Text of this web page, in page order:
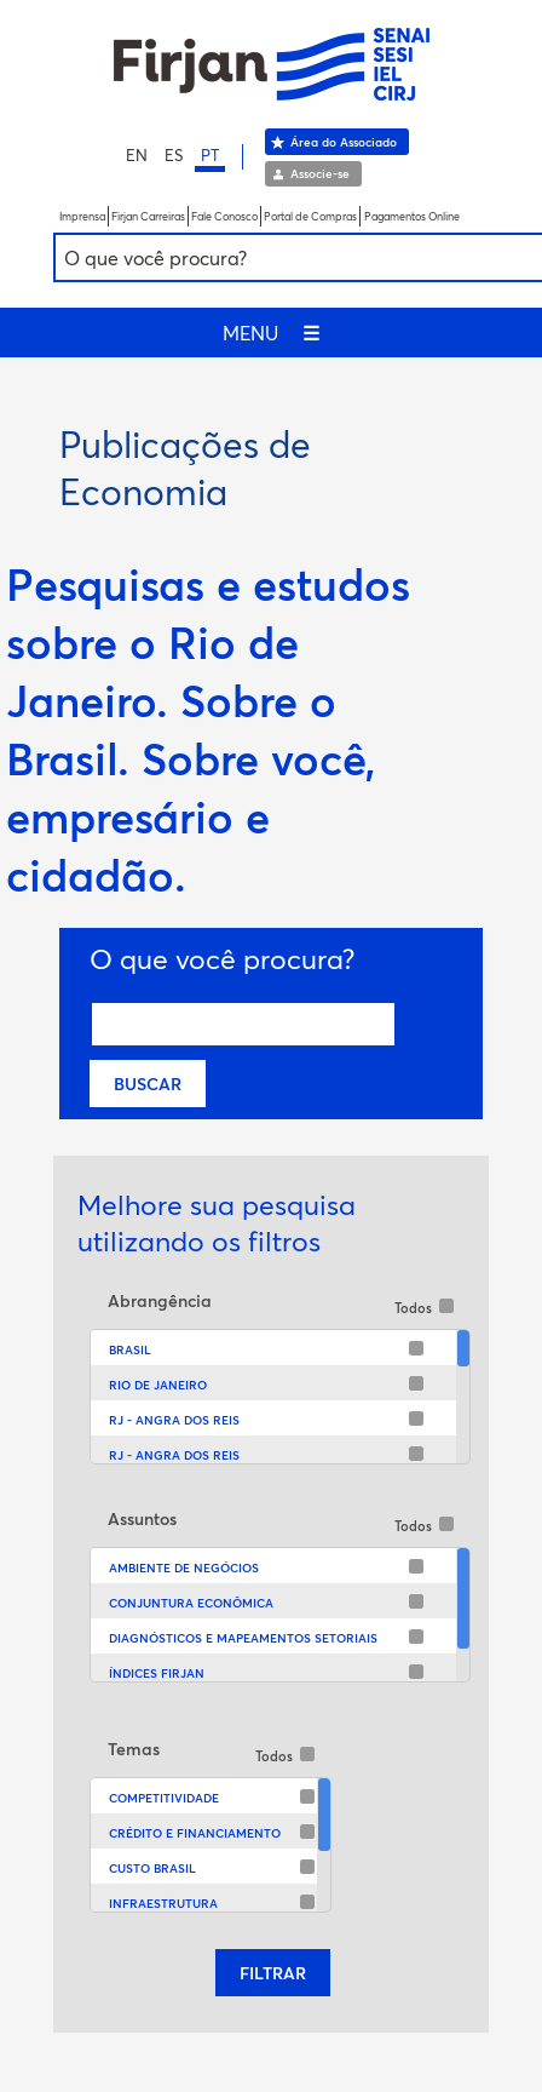
EN ES PT
Área do Associado
Associe-se
Imprensa Firjan Carreiras Fale Conosco Portal de Compras Pagamentos Online
MENU ☰
Publicações de
Economia
Pesquisas e estudos
sobre o Rio de
Janeiro. Sobre o
Brasil. Sobre você,
empresário e
cidadão.
O que você procura?
BUSCAR
Melhore sua pesquisa
utilizando os filtros
Abrangência Todos
BRASIL
RIO DE JANEIRO
RJ - ANGRA DOS REIS
RJ - ANGRA DOS REIS
RJ - ANGRA DOS REIS
RJ - ANGRA DOS REIS
RJ - ANGRA DOS REIS
RJ - ANGRA DOS REIS
RJ - ANGRA DOS REIS
RJ - RIO DE JANEIRO
RJ - RIO DE JANEIRO
RJ - RIO DE JANEIRO
Assuntos Todos
AMBIENTE DE NEGÓCIOS
CONJUNTURA ECONÔMICA
DIAGNÓSTICOS E MAPEAMENTOS SETORIAIS
ÍNDICES FIRJAN
Temas Todos
COMPETITIVIDADE
CRÉDITO E FINANCIAMENTO
CUSTO BRASIL
INFRAESTRUTURA
MERCADO DE TRABALHOFILTRAR